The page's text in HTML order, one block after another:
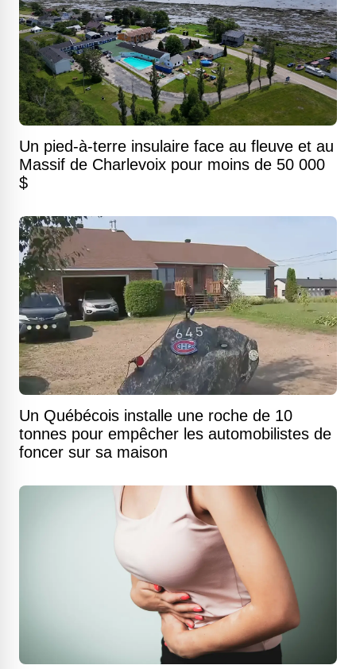
Un pied-à-terre insulaire face au fleuve et au
Massif de Charlevoix pour moins de 50 000
$
Un Québécois installe une roche de 10
tonnes pour empêcher les automobilistes de
foncer sur sa maison